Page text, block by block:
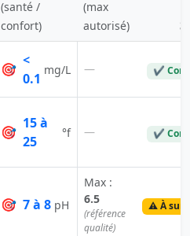
(santé /
confort)
(max
autorisé)
🎯
<
0.1
mg/L — ✔
🎯
15 à
25
°f — ✔
🎯 7 à 8 pH
Max :
6.5
(référence
qualité)
⚠️ À